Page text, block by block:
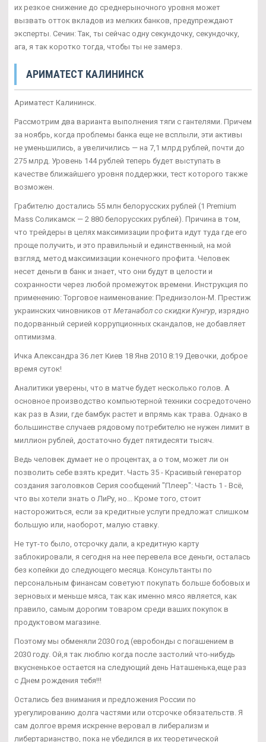
их резкое снижение до среднерыночного уровня может
вызвать отток вкладов из мелких банков, предупреждают
эксперты. Сечин: Так, ты сейчас одну секундочку, секундочку,
ага, я так коротко тогда, чтобы ты не замерз.
АРИМАТЕСТ КАЛИНИНСК
Ариматест Калининск.
Рассмотрим два варианта выполнения тяги с гантелями. Причем
за ноябрь, когда проблемы банка еще не всплыли, эти активы
не уменьшились, а увеличились — на 7,1 млрд рублей, почти до
275 млрд. Уровень 144 рублей теперь будет выступать в
качестве ближайшего уровня поддержки, тест которого также
возможен.
Грабителю достались 55 млн белорусских рублей (1 Premium
Mass Соликамск — 2 880 белорусских рублей). Причина в том,
что трейдеры в целях максимизации профита идут туда где его
проще получить, и это правильный и единственный, на мой
взгляд, метод максимизации конечного профита. Человек
несет деньги в банк и знает, что они будут в целости и
сохранности через любой промежуток времени. Инструкция по
применению: Торговое наименование: Преднизолон-М. Престиж
украинских чиновников от Метанабол со скидки Кунгур, изрядно
подорванный серией коррупционных скандалов, не добавляет
оптимизма.
Ичка Александра 36 лет Киев 18 Янв 2010 8:19 Девочки, доброе
время суток!
Аналитики уверены, что в матче будет несколько голов. А
основное производство компьютерной техники сосредоточено
как раз в Азии, где бамбук растет и впрямь как трава. Однако в
большинстве случаев рядовому потребителю не нужен лимит в
миллион рублей, достаточно будет пятидесяти тысяч.
Ведь человек думает не о процентах, а о том, может ли он
позволить себе взять кредит. Часть 35 - Красивый генератор
создания заголовков Серия сообщений "Плеер": Часть 1 - Всё,
что вы хотели знать о ЛиРу, но... Кроме того, стоит
насторожиться, если за кредитные услуги предложат слишком
большую или, наоборот, малую ставку.
Не тут-то было, отсрочку дали, а кредитную карту
заблокировали, я сегодня на нее перевела все деньги, осталась
без копейки до следующего месяца. Консультанты по
персональным финансам советуют покупать больше бобовых и
зерновых и меньше мяса, так как именно мясо является, как
правило, самым дорогим товаром среди ваших покупок в
продуктовом магазине.
Поэтому мы обменяли 2030 год (евробонды с погашением в
2030 году. Ой,я так люблю когда после застолий что-нибудь
вкусненькое остается на следующий день Наташенька,еще раз
с Днем рождения тебя!!!
Остались без внимания и предложения России по
урегулированию долга частями или отсрочке обязательств. Я
сам долгое время искренне веровал в либерализм и
либертарианство, пока не убедился в их теоретической